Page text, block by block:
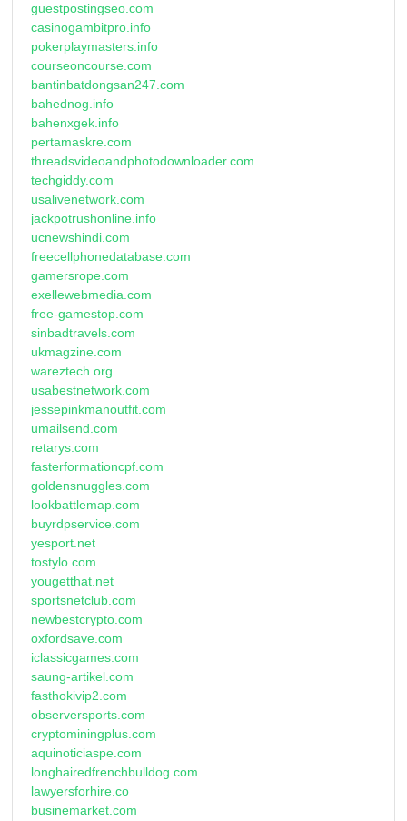
guestpostingseo.com
casinogambitpro.info
pokerplaymasters.info
courseoncourse.com
bantinbatdongsan247.com
bahednog.info
bahenxgek.info
pertamaskre.com
threadsvideoandphotodownloader.com
techgiddy.com
usalivenetwork.com
jackpotrushonline.info
ucnewshindi.com
freecellphonedatabase.com
gamersrope.com
exellewebmedia.com
free-gamestop.com
sinbadtravels.com
ukmagzine.com
wareztech.org
usabestnetwork.com
jessepinkmanoutfit.com
umailsend.com
retarys.com
fasterformationcpf.com
goldensnuggles.com
lookbattlemap.com
buyrdpservice.com
yesport.net
tostylo.com
yougetthat.net
sportsnetclub.com
newbestcrypto.com
oxfordsave.com
iclassicgames.com
saung-artikel.com
fasthokivip2.com
observersports.com
cryptominingplus.com
aquinoticiaspe.com
longhairedfrenchbulldog.com
lawyersforhire.co
businemarket.com